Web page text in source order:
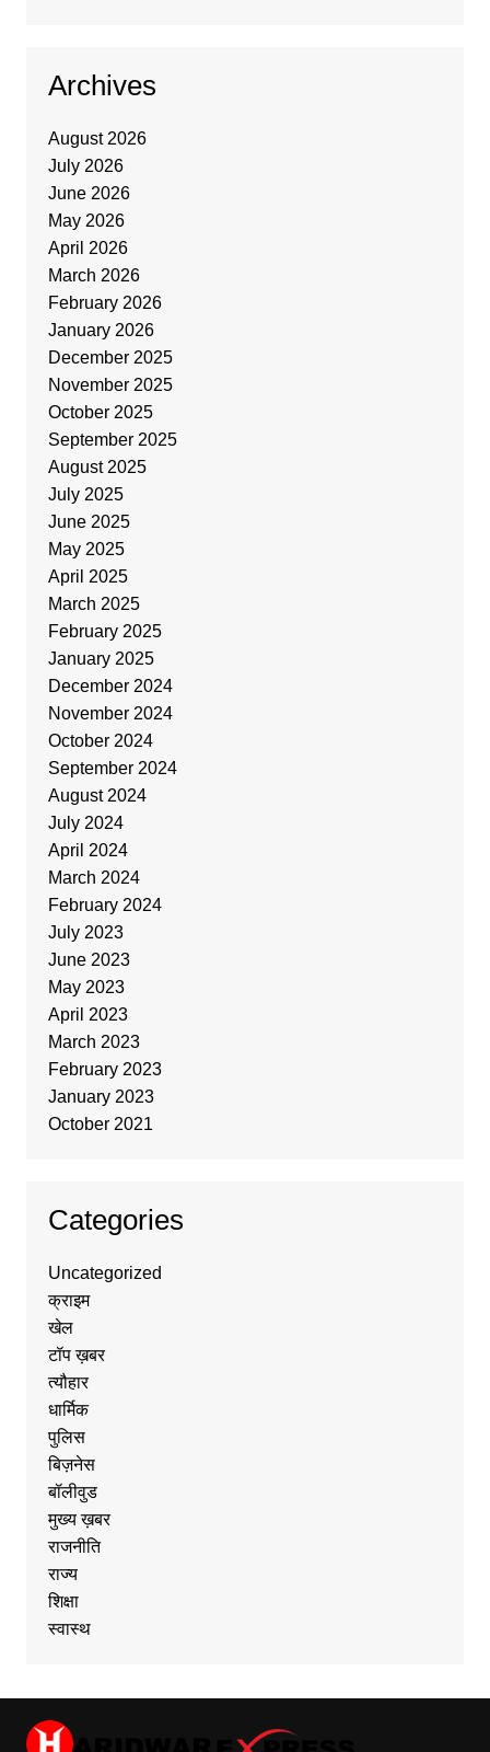
Archives
August 2026
July 2026
June 2026
May 2026
April 2026
March 2026
February 2026
January 2026
December 2025
November 2025
October 2025
September 2025
August 2025
July 2025
June 2025
May 2025
April 2025
March 2025
February 2025
January 2025
December 2024
November 2024
October 2024
September 2024
August 2024
July 2024
April 2024
March 2024
February 2024
July 2023
June 2023
May 2023
April 2023
March 2023
February 2023
January 2023
October 2021
Categories
Uncategorized
क्राइम
खेल
टॉप ख़बर
त्यौहार
धार्मिक
पुलिस
बिज़नेस
बॉलीवुड
मुख्य ख़बर
राजनीति
राज्य
शिक्षा
स्वास्थ